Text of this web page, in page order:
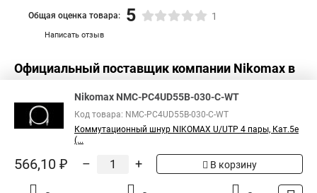
Написать отзыв
Общая оценка товара: 5 1
Официальный поставщик компании Nikomax в
Nikomax NMC-PC4UD55B-030-C-WT
Код товара: NMC-PC4UD55B-030-C-WT
Коммутационный шнур NIKOMAX U/UTP 4 пары, Кат.5е
(...
566,10 ₽ – + В корзину